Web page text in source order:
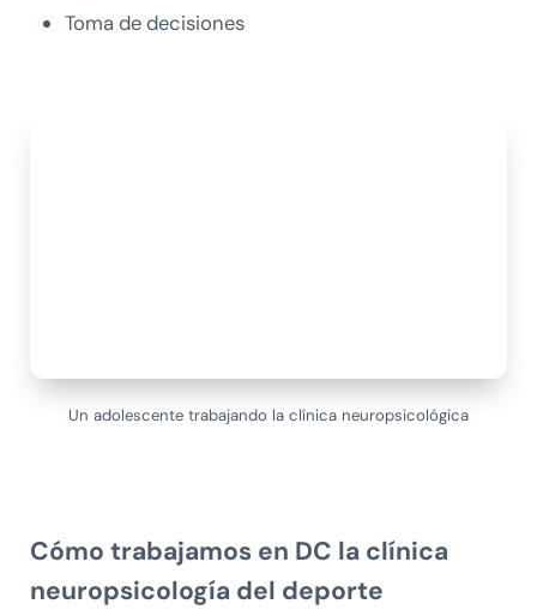
Toma de decisiones
Un adolescente trabajando la clínica neuropsicológica
Cómo trabajamos en DC la clínica
neuropsicología del deporte